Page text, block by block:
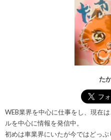
た
WEB業界を中心に仕事をし、現在
ルを中心に情報を発信中。
初めは車業界にいたが今ではどっぷ